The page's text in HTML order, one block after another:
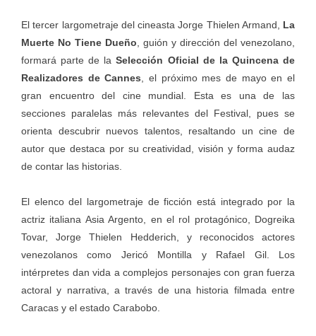
El tercer largometraje del cineasta Jorge Thielen Armand, La
Muerte No Tiene Dueño , guión y dirección del venezolano,
formará parte de laSelección Oficial de la Quincena de
Realizadores de Cannes , el próximo mes de mayo en el
gran encuentro del cine mundial. Esta es una de las
secciones paralelas más relevantes del Festival, pues se
orienta descubrir nuevos talentos, resaltando un cine de
autor que destaca por su creatividad, visión y forma audaz
de contar las historias.
El elenco del largometraje de ficción está integrado por la
actriz italiana Asia Argento, en el rol protagónico, Dogreika
Tovar, Jorge Thielen Hedderich, y reconocidos actores
venezolanos como Jericó Montilla y Rafael Gil. Los
intérpretes dan vida a complejos personajes con gran fuerza
actoral y narrativa, a través de una historia filmada entre
Caracas y el estado Carabobo.